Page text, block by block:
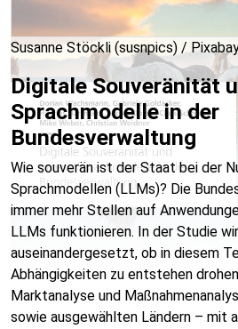
Susanne Stöckli (susnpics) /
Digitale Souveränität
Sprachmodelle in der
Bundesverwaltung
Wie souverän ist der Staat bei der
Sprachmodellen (LLMs)? Die
immer mehr Stellen auf
LLMs funktionieren. In der Studie
auseinandergesetzt, ob in diesem
Abhängigkeiten zu entstehen
Marktanalyse und
sowie ausgewählten Ländern – mit